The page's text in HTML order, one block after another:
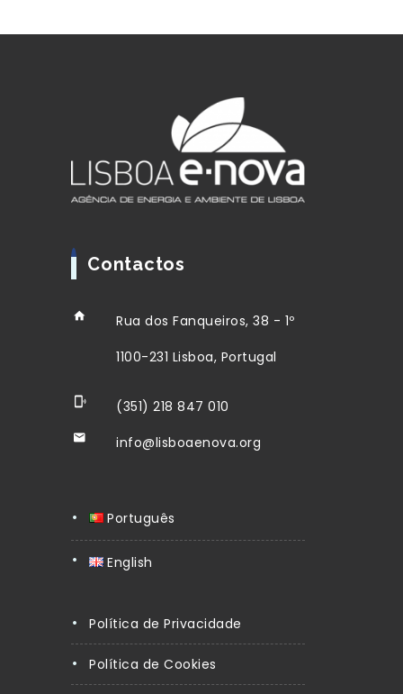
Contactos
Rua dos Fanqueiros, 38 - 1º
1100-231 Lisboa, Portugal
(351) 218 847 010
info@lisboaenova.org
Português
English
Política de Privacidade
Política de Cookies